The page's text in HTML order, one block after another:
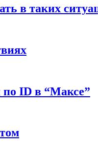
в таких
по ID в “Максе”